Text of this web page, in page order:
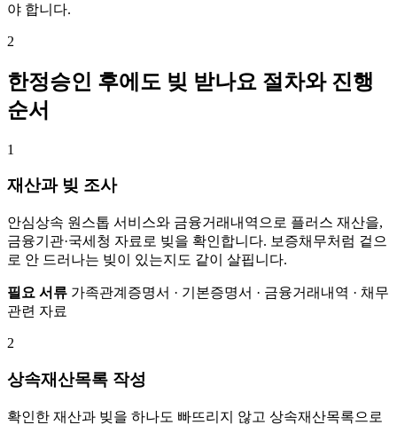
야 합니다.
2
한정승인 후에도 빚 받나요 절차와 진행
순서
1
재산과 빚 조사
안심상속 원스톱 서비스와 금융거래내역으로 플러스 재산을,
금융기관·국세청 자료로 빚을 확인합니다. 보증채무처럼 겉으
로 안 드러나는 빚이 있는지도 같이 살핍니다.
필요 서류 가족관계증명서 · 기본증명서 · 금융거래내역 · 채무
관련 자료
2
상속재산목록 작성
확인한 재산과 빚을 하나도 빠뜨리지 않고 상속재산목록으로